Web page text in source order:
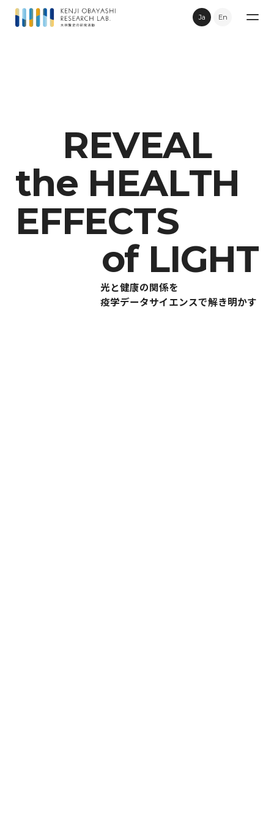
Movie
Contact
Ja En
REVEAL
the HEALTH
EFFECTS
of LIGHT
光と健康の関係を
疫学データサイエンスで解き明かす